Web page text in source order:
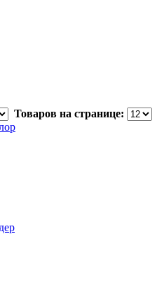
Товаров на странице: